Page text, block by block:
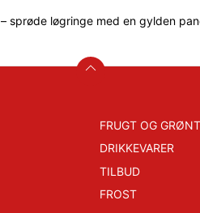
– sprøde løgringe med en gylden
FRUGT OG GRØNT
DRIKKEVARER
TILBUD
FROST